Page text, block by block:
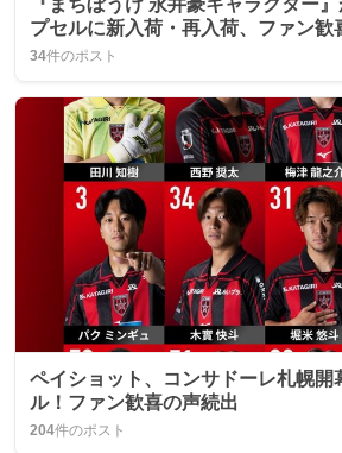
『まちぼうけ 永井豪キャラクター
プセルに新入荷・再入荷、ファン歓
34件のポスト
ペイショット、コンサドーレ札幌開
ル！ファン歓喜の声続出
204件のポスト